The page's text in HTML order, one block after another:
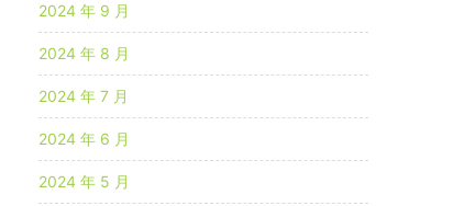
2024 年 9 月
2024 年 8 月
2024 年 7 月
2024 年 6 月
2024 年 5 月